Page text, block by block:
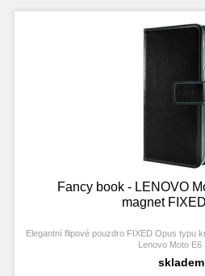
Fancy book - LENOVO
magnet
Elegantní flipové pouzdro FIXED Opus typu
Lenovo Moto E6
skladem